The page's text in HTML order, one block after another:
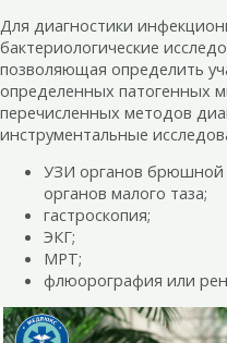
Для диагностики
бактериологические
позволяющая определить
определенных патогенных
перечисленных методов
инструментальные
УЗИ органов брюшной
органов малого таза;
гастроскопия;
ЭКГ;
МРТ;
флюорография или